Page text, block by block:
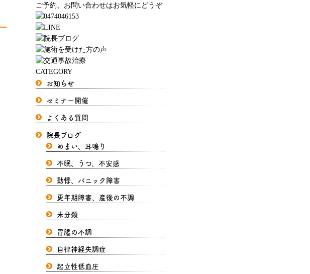
ご予約、お問い合わせはお気軽にどうぞ
CATEGORY
お知らせ
セミナー開催
よくある質問
院長ブログ
めまい、耳鳴り
不眠、うつ、不安感
動悸、パニック障害
更年期障害、産後の不調
未分類
胃腸の不調
自律神経失調症
起立性低血圧